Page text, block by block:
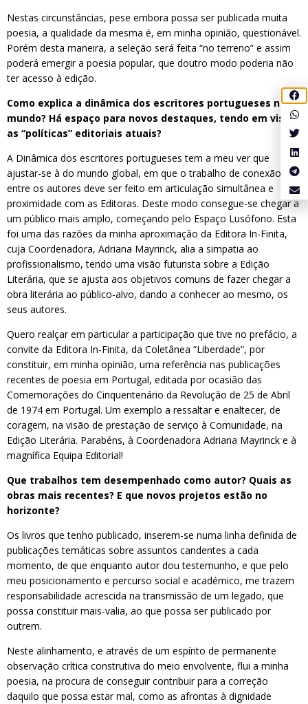
Nestas circunstâncias, pese embora possa ser publicada muita
poesia, a qualidade da mesma é, em minha opinião, questionável.
Porém desta maneira, a seleção será feita “no terreno” e assim
poderá emergir a poesia popular, que doutro modo poderia não
ter acesso à edição.
Como explica a dinâmica dos escritores portugueses no
mundo? Há espaço para novos destaques, tendo em vista
as “políticas” editoriais atuais?
A Dinâmica dos escritores portugueses tem a meu ver que
ajustar-se à do mundo global, em que o trabalho de conexão
entre os autores deve ser feito em articulação simultânea e
proximidade com as Editoras. Deste modo consegue-se chegar a
um público mais amplo, começando pelo Espaço Lusófono. Esta
foi uma das razões da minha aproximação da Editora In-Finita,
cuja Coordenadora, Adriana Mayrinck, alia a simpatia ao
profissionalismo, tendo uma visão futurista sobre a Edição
Literária, que se ajusta aos objetivos comuns de fazer chegar a
obra literária ao público-alvo, dando a conhecer ao mesmo, os
seus autores.
Quero realçar em particular a participação que tive no prefácio, a
convite da Editora In-Finita, da Coletânea “Liberdade”, por
constituir, em minha opinião, uma referência nas publicações
recentes de poesia em Portugal, editada por ocasião das
Comemorações do Cinquentenário da Revolução de 25 de Abril
de 1974 em Portugal. Um exemplo a ressaltar e enaltecer, de
coragem, na visão de prestação de serviço à Comunidade, na
Edição Literária. Parabéns, à Coordenadora Adriana Mayrinck e à
magnífica Equipa Editorial!
Que trabalhos tem desempenhado como autor? Quais as
obras mais recentes? E que novos projetos estão no
horizonte?
Os livros que tenho publicado, inserem-se numa linha definida de
publicações temáticas sobre assuntos candentes a cada
momento, de que enquanto autor dou testemunho, e que pelo
meu posicionamento e percurso social e académico, me trazem
responsabilidade acrescida na transmissão de um legado, que
possa constituir mais-valia, ao que possa ser publicado por
outrem.
Neste alinhamento, e através de um espírito de permanente
observação crítica construtiva do meio envolvente, flui a minha
poesia, na procura de conseguir contribuir para a correção
daquilo que possa estar mal, como as afrontas à dignidade